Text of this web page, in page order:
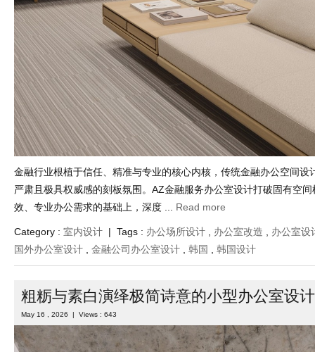
金融行业根植于信任、精准与专业的核心内核，传统金融办公空间设
严肃且极具权威感的刻板氛围。AZ金融服务办公室设计打破固有空
效、专业办公需求的基础上，深度 ... Read more
Category : 室内设计 | Tags : 办公场所设计 办公室改造
办公室设
国外办公室设计
金融公司办公室设计 韩国 韩国设计
粗粝与素白演绎极简诗意的小型办公室设计
May 16 , 2026 | Views : 643